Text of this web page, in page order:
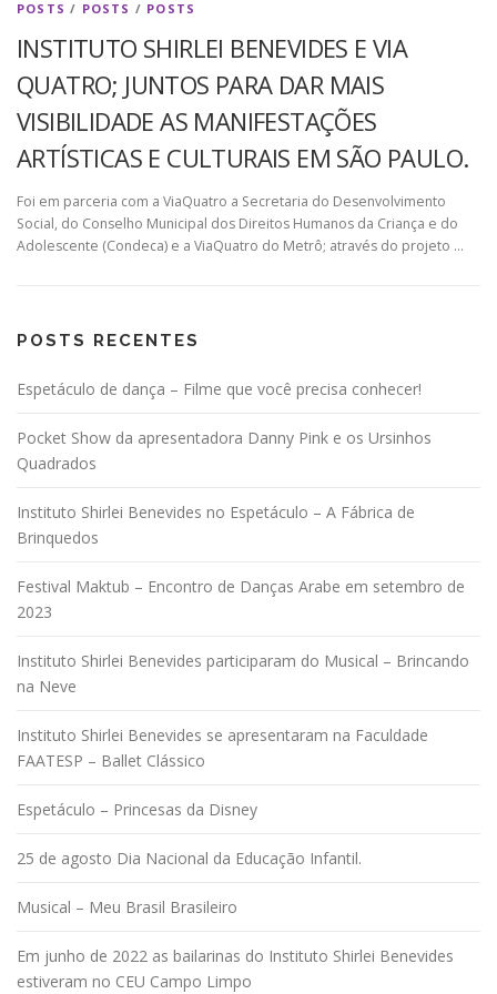
POSTS / POSTS / POSTS
INSTITUTO SHIRLEI BENEVIDES E VIA
QUATRO; JUNTOS PARA DAR MAIS
VISIBILIDADE AS MANIFESTAÇÕES
ARTÍSTICAS E CULTURAIS EM SÃO PAULO.
Foi em parceria com a ViaQuatro a Secretaria do Desenvolvimento
Social, do Conselho Municipal dos Direitos Humanos da Criança e do
Adolescente (Condeca) e a ViaQuatro do Metrô; através do projeto …
POSTS RECENTES
Espetáculo de dança – Filme que você precisa conhecer!
Pocket Show da apresentadora Danny Pink e os Ursinhos
Quadrados
Instituto Shirlei Benevides no Espetáculo – A Fábrica de
Brinquedos
Festival Maktub – Encontro de Danças Arabe em setembro de
2023
Instituto Shirlei Benevides participaram do Musical – Brincando
na Neve
Instituto Shirlei Benevides se apresentaram na Faculdade
FAATESP – Ballet Clássico
Espetáculo – Princesas da Disney
25 de agosto Dia Nacional da Educação Infantil.
Musical – Meu Brasil Brasileiro
Em junho de 2022 as bailarinas do Instituto Shirlei Benevides
estiveram no CEU Campo Limpo